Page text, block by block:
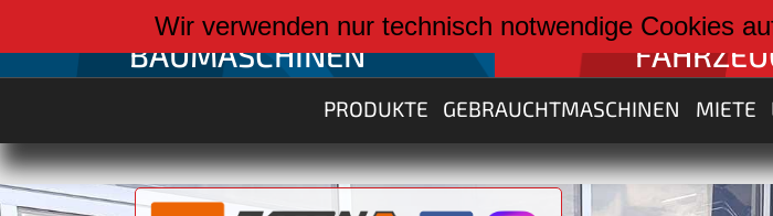
weiter zu:
BAUMASCHINEN
weiter
PRODUKTE GEBRAUCHTMASCHINEN MIETE
Wir verwenden nur technisch notwendige Cookies